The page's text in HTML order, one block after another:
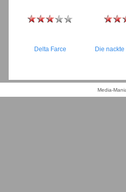
Delta Farce Die
Media-